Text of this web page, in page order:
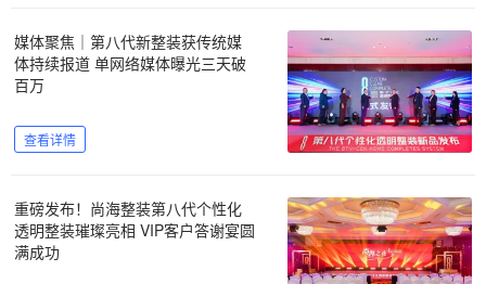
媒体聚焦｜第八代新整装获传统媒
体持续报道 单网络媒体曝光三天破
百万
查看详情
重磅发布！尚海整装第八代个性化
透明整装璀璨亮相 VIP客户答谢宴圆
满成功